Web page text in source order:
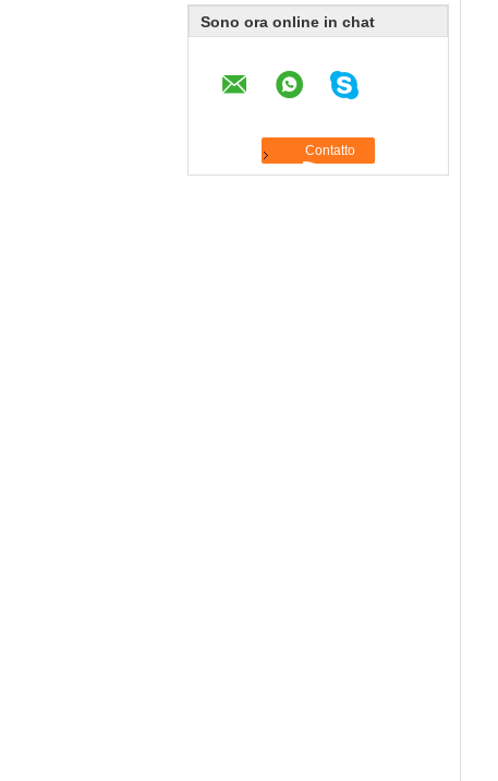
Sono ora online in chat